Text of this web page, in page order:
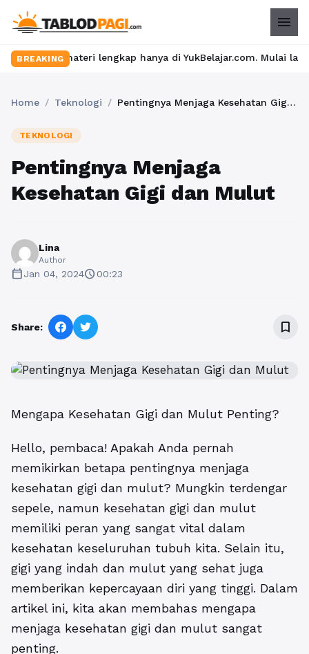
menu
BREAKING
materi lengkap hanya di YukBelajar.com. Mulai langkah
Home / Teknologi / Pentingnya Menjaga Kesehatan Gigi dan Mulut
TEKNOLOGI
Pentingnya Menjaga
Kesehatan Gigi dan Mulut
Lina
Author
calendar_todayJan 04, 2024schedule00:23
Share: bookmark_border
Mengapa Kesehatan Gigi dan Mulut Penting?
Hello, pembaca! Apakah Anda pernah
memikirkan betapa pentingnya menjaga
kesehatan gigi dan mulut? Mungkin terdengar
sepele, namun kesehatan gigi dan mulut
memiliki peran yang sangat vital dalam
kesehatan keseluruhan tubuh kita. Selain itu,
gigi yang indah dan mulut yang sehat juga
memberikan kepercayaan diri yang tinggi. Dalam
artikel ini, kita akan membahas mengapa
menjaga kesehatan gigi dan mulut sangat
penting.